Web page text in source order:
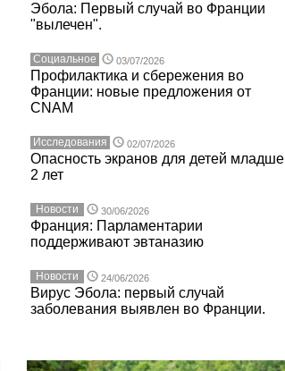
Эбола: Первый случай во Франции
"вылечен".
Социальное 03/07/2026
Профилактика и сбережения во
Франции: новые предложения от
CNAM
Исследования 02/07/2026
Опасность экранов для детей младше
2 лет
Новости 30/06/2026
Франция: Парламентарии
поддерживают эвтаназию
Новости 24/06/2026
Вирус Эбола: первый случай
заболевания выявлен во Франции.